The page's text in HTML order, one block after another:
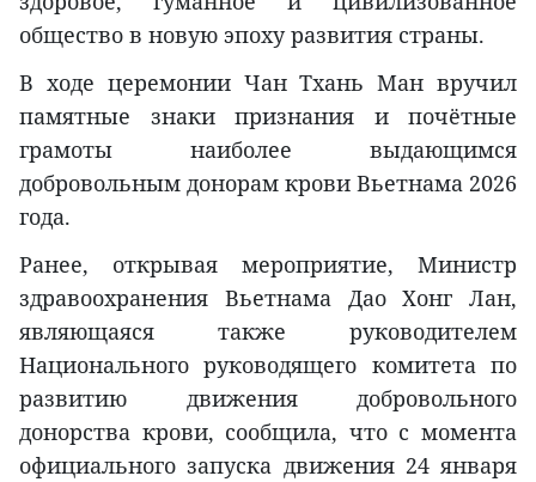
общество в новую эпоху развития страны.
В ходе церемонии Чан Тхань Ман вручил
памятные знаки признания и почётные
грамоты наиболее выдающимся
добровольным донорам крови Вьетнама 2026
года.
Ранее, открывая мероприятие, Министр
здравоохранения Вьетнама Дао Хонг Лан,
являющаяся также руководителем
Национального руководящего комитета по
развитию движения добровольного
донорства крови, сообщила, что с момента
официального запуска движения 24 января